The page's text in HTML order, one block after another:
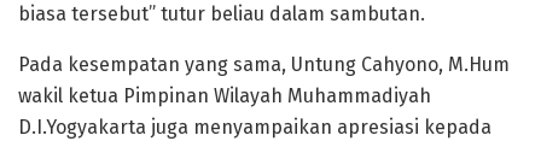
biasa tersebut” tutur beliau dalam sambutan.
Pada kesempatan yang sama, Untung Cahyono, M.Hum
wakil ketua Pimpinan Wilayah Muhammadiyah
D.I.Yogyakarta juga menyampaikan apresiasi kepada